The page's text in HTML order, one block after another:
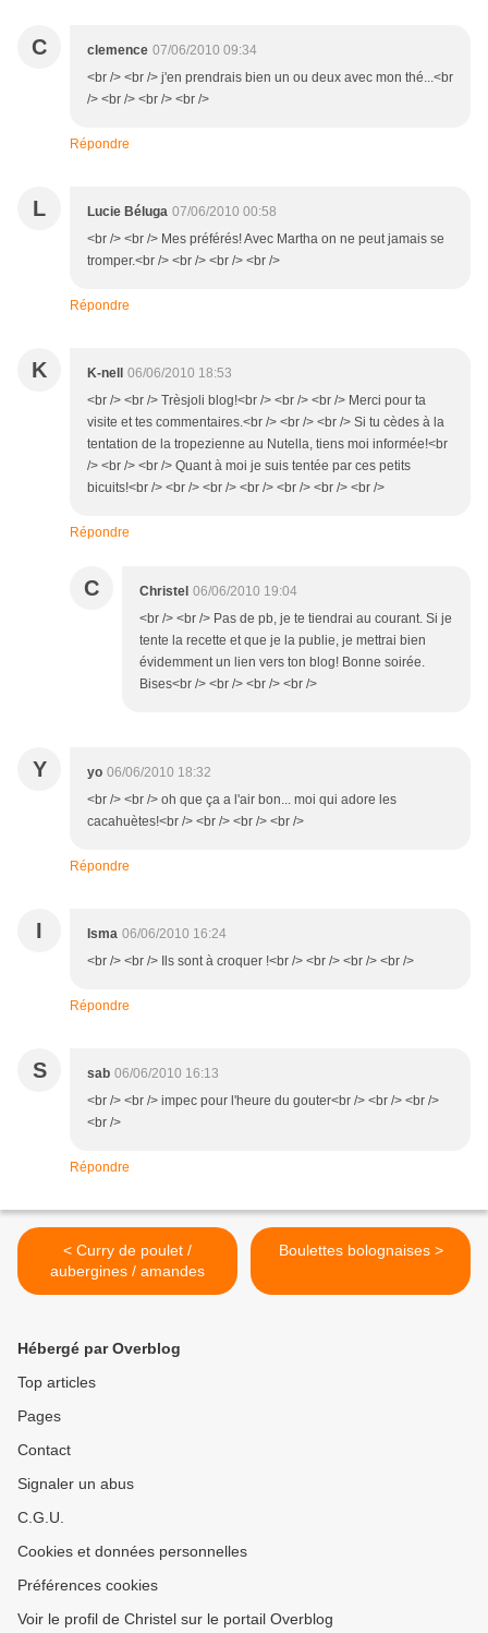
C clemence 07/06/2010 09:34
<br /> <br /> j'en prendrais bien un ou deux avec mon thé...<br
/> <br /> <br /> <br />
Répondre
L Lucie Béluga 07/06/2010 00:58
<br /> <br /> Mes préférés! Avec Martha on ne peut jamais se
tromper.<br /> <br /> <br /> <br />
Répondre
K K-nell
06/06/2010 18:53
<br /> <br /> Trèsjoli blog!<br /> <br /> <br /> Merci pour ta
visite et tes commentaires.<br /> <br /> <br /> Si tu cèdes à la
tentation de la tropezienne au Nutella, tiens moi informée!<br
/> <br /> <br /> Quant à moi je suis tentée par ces petits
bicuits!<br /> <br /> <br /> <br /> <br /> <br /> <br />
Répondre
C Christel 06/06/2010 19:04
<br /> <br /> Pas de pb, je te tiendrai au courant. Si je
tente la recette et que je la publie, je mettrai bien
évidemment un lien vers ton blog! Bonne soirée.
Bises<br /> <br /> <br /> <br />
Y yo 06/06/2010 18:32
<br /> <br /> oh que ça a l'air bon... moi qui adore les
cacahuètes!<br /> <br /> <br /> <br />
Répondre
I Isma 06/06/2010 16:24
<br /> <br /> Ils sont à croquer !<br /> <br /> <br /> <br />
Répondre
S sab 06/06/2010 16:13
<br /> <br /> impec pour l'heure du gouter<br /> <br /> <br />
<br />
Répondre
< Curry de poulet /
aubergines / amandes
Boulettes bolognaises >
Hébergé par Overblog
Top articles
Pages
Contact
Signaler un abus
C.G.U.
Cookies et données personnelles
Préférences cookies
Voir le profil de Christel sur le portail Overblog